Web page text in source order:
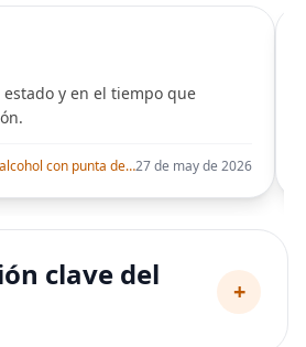
y en el tiempo que
Ohuhu Marcadores de alcohol con punta de pincel – Juego de marcadores artísticos de doble punta con certificación AP para artistas adultos27 de may de 2026
clave del
+